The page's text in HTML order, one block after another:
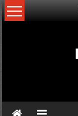
Lompat
ke
NEWS